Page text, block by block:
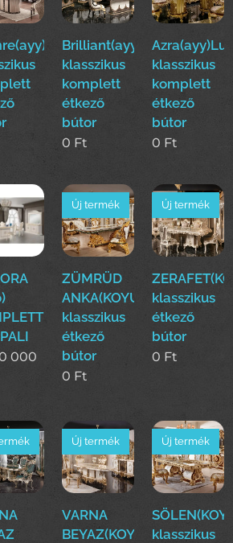
Brilliant(ayy)Luxus
klasszikus
komplett
étkező
bútor
0 Ft
klasszikus
komplett
étkező
bútor
0 Ft
000
ZÜMRÜD
ANKA(KOYUN)Luxus
klasszikus
étkező
bútor
Új termék
0 Ft
klasszikus
étkező
bútor
Új termék
0 Ft
VARNA
BEYAZ(KOYUN)Luxus
Új termék
klasszikus
Új termék